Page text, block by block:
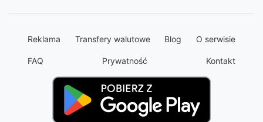
Reklama Transfery walutowe Blog O serwisie
FAQ Prywatność Kontakt